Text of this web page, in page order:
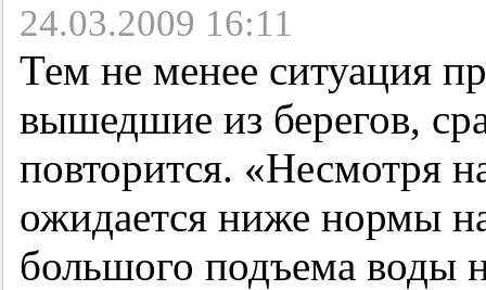
24.03.2009 16:11
Тем не менее ситуация
вышедшие из берегов,
повторится. «Несмотря
ожидается ниже нормы
большого подъема воды